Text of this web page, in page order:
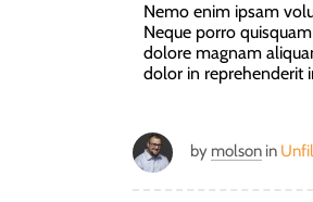
Nemo enim ipsam
Neque porro
dolore magnam
dolor in reprehenderit
by molson in